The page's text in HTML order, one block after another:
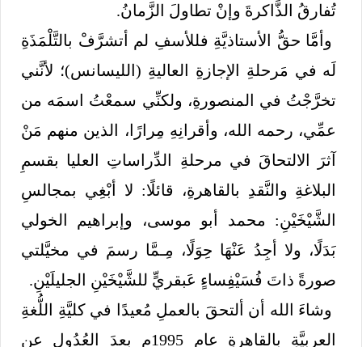
تُفارقُ الذَّاكرةَ وإنْ تطاولَ الزَّمانُ.
وأمَّا حقُّ الأستاذيَّةِ فللأسفِ لم أتشرَّفْ بالتَّلْمَذَةِ
لَه في مَرحلةِ الإجازةِ العاليةِ (الليسانس)؛ لأنَّني
تخرَّجْتُ في المنصورةِ، ولكنِّي سمعْتُ اسمَه من
عمِّي، رحمه الله، وأقرانِهِ مِرارًا، الذين منهم مَنْ
آثرَ الالتحاقَ في مرحلةِ الدِّراساتِ العليا بقسمِ
البلاغةِ والنَّقدِ بالقاهرةِ، قائلًا: لا أبْغِي بمجالسِ
الشَّيْخَيْنِ: محمد أبو موسى، وإبراهيم الخولي
بَدَلًا، ولا أجِدُ عَنْهَا حِوَلًا، مِـمَّا رسمَ في مخيَّلتي
صورةً ذاتَ فُسَيْفِساءٍ عَبقريٍّ للشَّيْخَيْنِ الجليلَيْنِ.
وشاءَ الله أن ألتحقَ بالعملِ مُعيدًا في كليَّةِ اللُّغةِ
العربيَّةِ بالقاهرةِ عام 1995م بعدَ العُدُولِ عن